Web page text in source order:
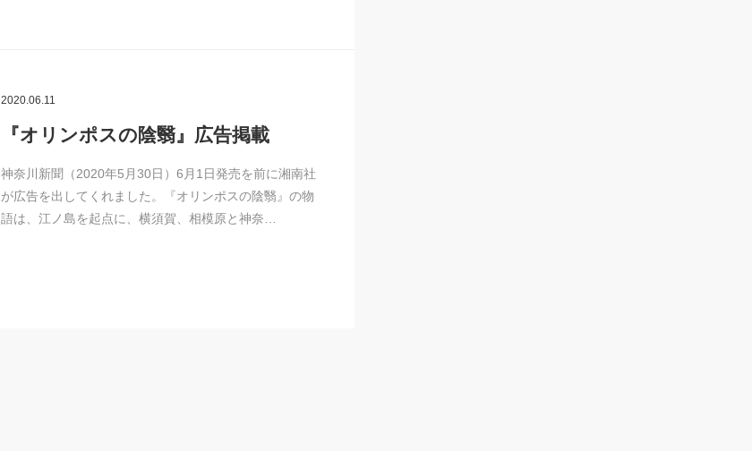
2020.06.11
『オリンポスの陰翳』広告掲載
神奈川新聞（2020年5月30日）6月1日発売を前に湘南社
が広告を出してくれました。『オリンポスの陰翳』の物
語は、江ノ島を起点に、横須賀、相模原と神奈…